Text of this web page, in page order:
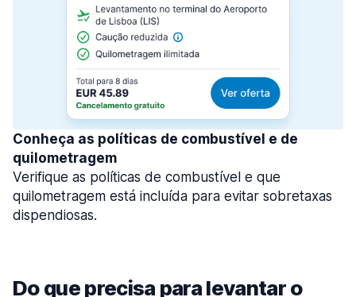
Conheça as políticas de combustível e de
quilometragem
Verifique as políticas de combustível e que
quilometragem está incluída para evitar sobretaxas
dispendiosas.
Do que precisa para levantar o